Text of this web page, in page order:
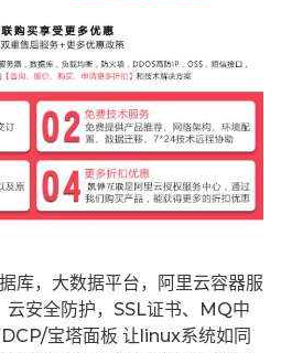
库，大数据平台，阿里云容器服
安全防护，SSL证书、MQ中
宝塔面板 让 linux系统如同